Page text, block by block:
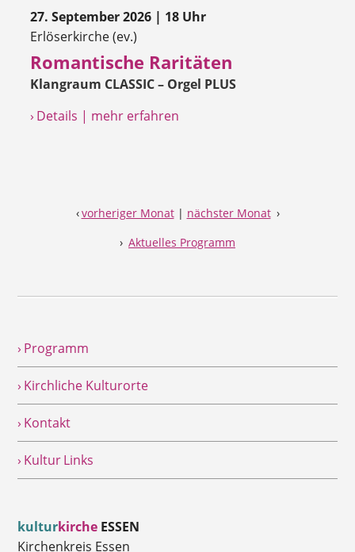
27. September 2026 | 18 Uhr
Erlöserkirche (ev.)
Romantische Raritäten
Klangraum CLASSIC – Orgel PLUS
› Details | mehr erfahren
‹vorheriger Monat| nächster Monat›
› Aktuelles Programm
› Programm
› Kirchliche Kulturorte
› Kontakt
› Kultur Links
kulturkirche ESSEN
Kirchenkreis Essen